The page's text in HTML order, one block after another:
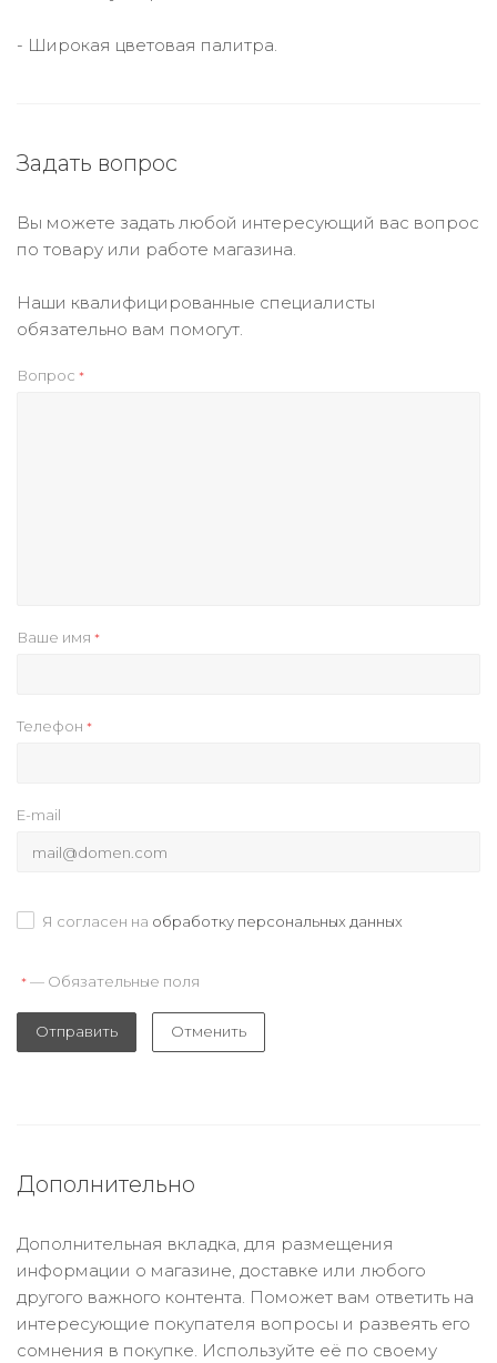
- Широкая цветовая палитра.
Задать вопрос
Вы можете задать любой интересующий вас вопрос
по товару или работе магазина.
Наши квалифицированные специалисты
обязательно вам помогут.
Вопрос *
Ваше имя *
Телефон *
E-mail
Я согласен на обработку персональных данных
* — Обязательные поля
Отправить Отменить
Дополнительно
Дополнительная вкладка, для размещения
информации о магазине, доставке или любого
другого важного контента. Поможет вам ответить на
интересующие покупателя вопросы и развеять его
сомнения в покупке. Используйте её по своему